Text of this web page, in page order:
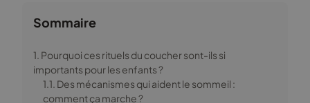
Sommaire
1. Pourquoi ces rituels du coucher sont-ils si
importants pour les enfants ?
1.1. Des mécanismes qui aident le sommeil :
comment ça marche ?